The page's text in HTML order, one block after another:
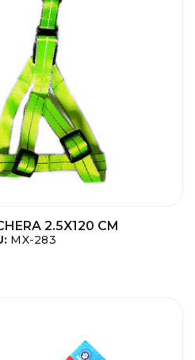
2.5X120 CM
MX-283